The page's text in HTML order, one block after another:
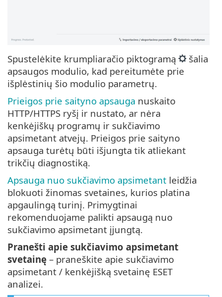
Spustelėkite krumpliaračio piktogramą
šalia
apsaugos modulio, kad pereitumėte prie
išplėstinių šio modulio parametrų.
Prieigos prie saityno apsauga nuskaito
HTTP/HTTPS ryšį ir nustato, ar nėra
kenkėjiškų programų ir sukčiavimo
apsimetant atvejų. Prieigos prie saityno
apsauga turėtų būti išjungta tik atliekant
trikčių diagnostiką.
Apsauga nuo sukčiavimo apsimetant leidžia
blokuoti žinomas svetaines, kurios platina
apgaulingą turinį. Primygtinai
rekomenduojame palikti apsaugą nuo
sukčiavimo apsimetant įjungtą.
Pranešti apie sukčiavimo apsimetant
svetainę – praneškite apie sukčiavimo
apsimetant / kenkėjišką svetainę ESET
analizei.